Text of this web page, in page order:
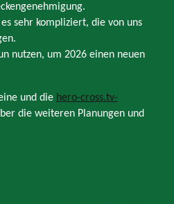
sehr kompliziert, die von uns
nutzen, um 2026 einen neuen
und die hero-cross.tv-
die weiteren Planungen und